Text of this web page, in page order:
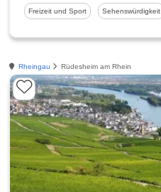
Freizeit und Sport Sehenswürdigkeit
Rheingau Rüdesheim am Rhein